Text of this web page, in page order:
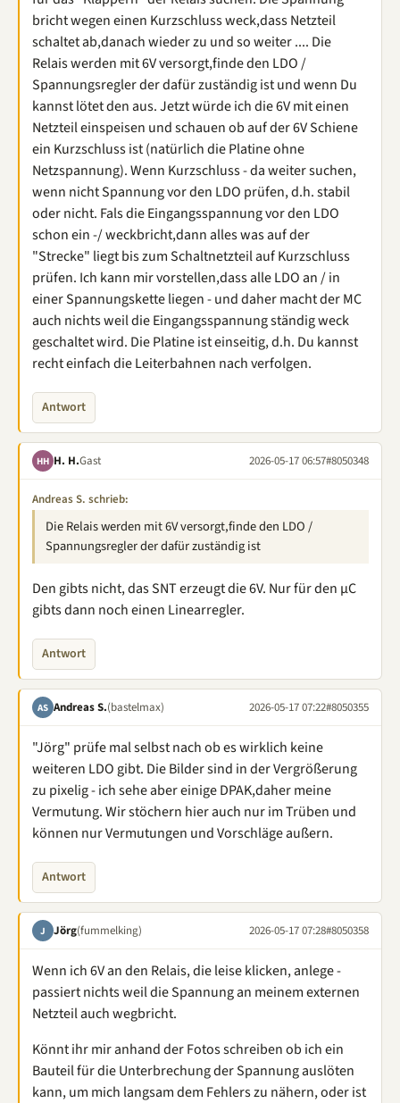
bricht wegen einen Kurzschluss weck,dass Netzteil
schaltet ab,danach wieder zu und so weiter .... Die
Relais werden mit 6V versorgt,finde den LDO /
Spannungsregler der dafür zuständig ist und wenn Du
kannst lötet den aus. Jetzt würde ich die 6V mit einen
Netzteil einspeisen und schauen ob auf der 6V Schiene
ein Kurzschluss ist (natürlich die Platine ohne
Netzspannung). Wenn Kurzschluss - da weiter suchen,
wenn nicht Spannung vor den LDO prüfen, d.h. stabil
oder nicht. Fals die Eingangsspannung vor den LDO
schon ein -/ weckbricht,dann alles was auf der
"Strecke" liegt bis zum Schaltnetzteil auf Kurzschluss
prüfen. Ich kann mir vorstellen,dass alle LDO an / in
einer Spannungskette liegen - und daher macht der MC
auch nichts weil die Eingangsspannung ständig weck
geschaltet wird. Die Platine ist einseitig, d.h. Du kannst
recht einfach die Leiterbahnen nach verfolgen.
Antwort
HH H. H.Gast 2026-05-17 06:57#8050348
Andreas S. schrieb:
Die Relais werden mit 6V versorgt,finde den LDO /
Spannungsregler der dafür zuständig ist
Den gibts nicht, das SNT erzeugt die 6V. Nur für den µC
gibts dann noch einen Linearregler.
Antwort
AS Andreas S.(bastelmax) 2026-05-17 07:22#8050355
"Jörg" prüfe mal selbst nach ob es wirklich keine
weiteren LDO gibt. Die Bilder sind in der Vergrößerung
zu pixelig - ich sehe aber einige DPAK,daher meine
Vermutung. Wir stöchern hier auch nur im Trüben und
können nur Vermutungen und Vorschläge außern.
Antwort
J Jörg(fummelking) 2026-05-17 07:28#8050358
Wenn ich 6V an den Relais, die leise klicken, anlege -
passiert nichts weil die Spannung an meinem externen
Netzteil auch wegbricht.
Könnt ihr mir anhand der Fotos schreiben ob ich ein
Bauteil für die Unterbrechung der Spannung auslöten
kann, um mich langsam dem Fehlers zu nähern, oder ist